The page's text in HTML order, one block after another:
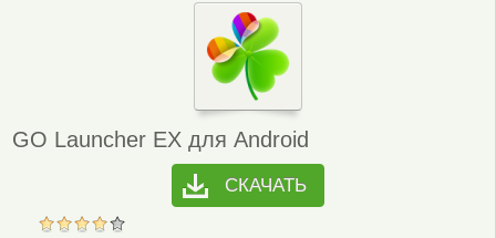
GO Launcher EX для Android
СКАЧАТЬ